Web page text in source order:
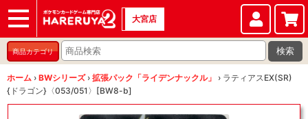
ショップ
店頭買取
店舗
イベント
大宮店
商品カテゴリ 検索
ホーム › BWシリーズ › 拡張パック「ライデンナックル」 › ラティアスEX(SR)
{ドラゴン}〈053/051〉[BW8-b]